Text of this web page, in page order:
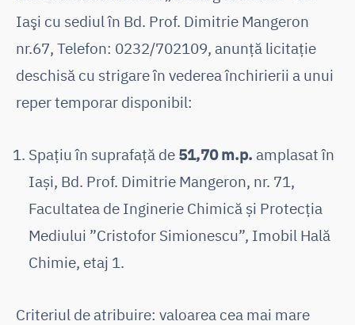
Iaşi cu sediul în Bd. Prof. Dimitrie Mangeron
nr.67, Telefon: 0232/702109, anunţă licitaţie
deschisă cu strigare în vederea închirierii a unui
reper temporar disponibil:
Spațiu în suprafață de 51,70 m.p. amplasat în
Iași, Bd. Prof. Dimitrie Mangeron, nr. 71,
Facultatea de Inginerie Chimică și Protecția
Mediului ”Cristofor Simionescu”, Imobil Hală
Chimie, etaj 1.
Criteriul de atribuire: valoarea cea mai mare